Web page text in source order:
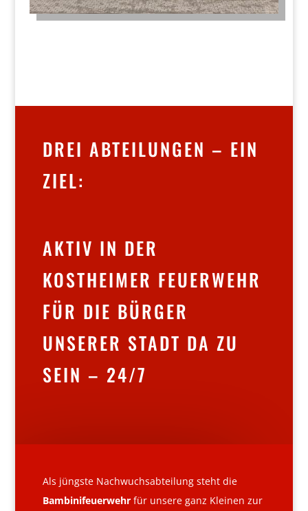
DREI ABTEILUNGEN – EIN
ZIEL:
AKTIV IN DER
KOSTHEIMER FEUERWEHR
FÜR DIE BÜRGER
UNSERER STADT DA ZU
SEIN – 24/7
Als jüngste Nachwuchsabteilung steht die
Bambinifeuerwehr für unsere ganz Kleinen zur